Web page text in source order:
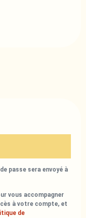
passe sera envoyé à
vous accompagner
à votre compte, et
de